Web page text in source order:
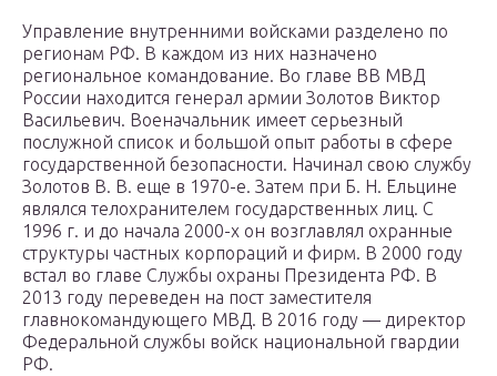
Управление внутренними войсками разделено по
регионам РФ. В каждом из них назначено
региональное командование. Во главе ВВ МВД
России находится генерал армии Золотов Виктор
Васильевич. Военачальник имеет серьезный
послужной список и большой опыт работы в сфере
государственной безопасности. Начинал свою службу
Золотов В. В. еще в 1970-е. Затем при Б. Н. Ельцине
являлся телохранителем государственных лиц. С
1996 г. и до начала 2000-х он возглавлял охранные
структуры частных корпораций и фирм. В 2000 году
встал во главе Службы охраны Президента РФ. В
2013 году переведен на пост заместителя
главнокомандующего МВД. В 2016 году — директор
Федеральной службы войск национальной гвардии
РФ.